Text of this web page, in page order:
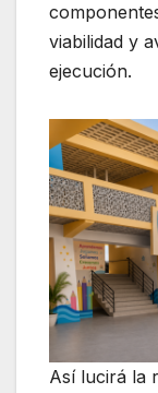
viabilidad y
ejecución.
Así lucirá la